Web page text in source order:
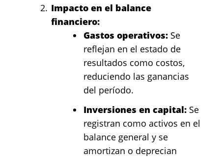
Impacto en el balance
financiero:
Gastos operativos: Se
reflejan en el estado de
resultados como costos,
reduciendo las ganancias
del período.
Inversiones en capital: Se
registran como activos en el
balance general y se
amortizan o deprecian